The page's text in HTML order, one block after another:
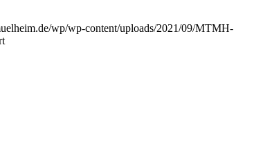
wp/wp-content/uploads/2021/09/MTMH-